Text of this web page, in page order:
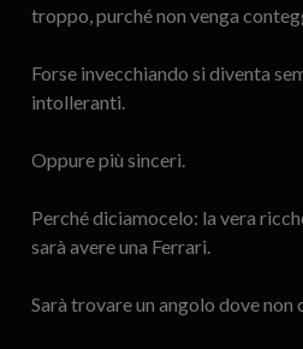
troppo, purché non venga
Forse invecchiando si diventa
intolleranti.
Oppure più sinceri.
Perché diciamocelo: la vera
sarà avere una Ferrari.
Sarà trovare un angolo dove non